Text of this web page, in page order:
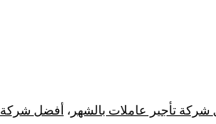
شركة تأجير عاملات بالشهر ، أفضل شركة